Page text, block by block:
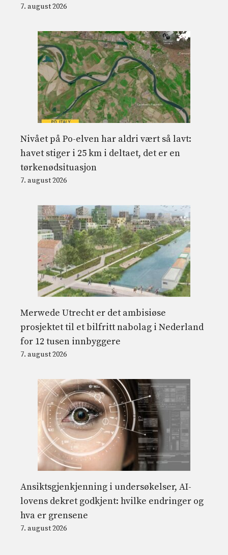
7. august 2026
Nivået på Po-elven har aldri vært så lavt:
havet stiger i 25 km i deltaet, det er en
tørkenødsituasjon
7. august 2026
Merwede Utrecht er det ambisiøse
prosjektet til et bilfritt nabolag i Nederland
for 12 tusen innbyggere
7. august 2026
Ansiktsgjenkjenning i undersøkelser, AI-
lovens dekret godkjent: hvilke endringer og
hva er grensene
7. august 2026